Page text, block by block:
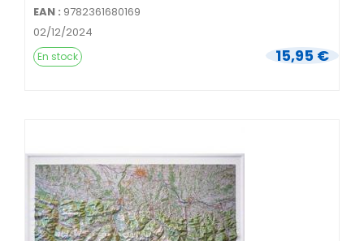
EAN : 9782361680169
02/12/2024
15,95 €
En stock